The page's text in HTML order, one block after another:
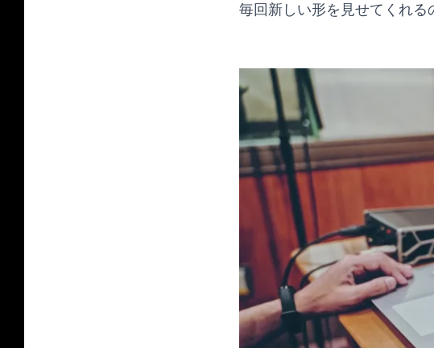
毎回新しい形を見せてくれる